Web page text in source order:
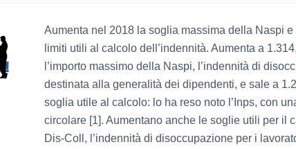
Aumenta nel 2018 la soglia massima della Naspi e
limiti utili al calcolo dell’indennità. Aumenta a
l’importo massimo della Naspi, l’indennità di
destinata alla generalità dei dipendenti, e sale a
soglia utile al calcolo: lo ha reso noto l’Inps, con
circolare [1]. Aumentano anche le soglie utili per il
Dis-Coll, l’indennità di disoccupazione per i